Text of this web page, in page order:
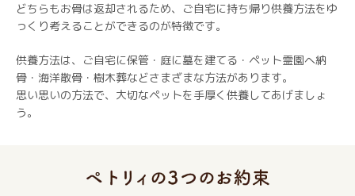
どちらもお骨は返却されるため、ご自宅に持ち帰り供養方法をゆ
っくり考えることができるのが特徴です。
供養方法は、ご自宅に保管・庭に墓を建てる・ペット霊園へ納
骨・海洋散骨・樹木葬などさまざまな方法があります。
思い思いの方法で、大切なペットを手厚く供養してあげましょ
う。